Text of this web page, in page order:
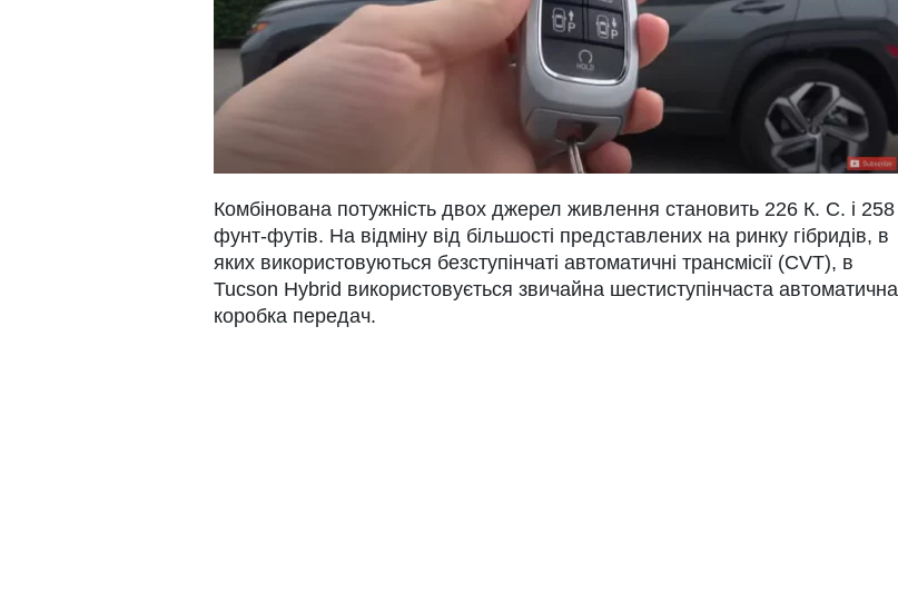
Комбінована потужність двох джерел живлення становить 226 К. С. і 258
фунт-футів. На відміну від більшості представлених на ринку гібридів, в
яких використовуються безступінчаті автоматичні трансмісії (CVT), в
Tucson Hybrid використовується звичайна шестиступінчаста автоматична
коробка передач.